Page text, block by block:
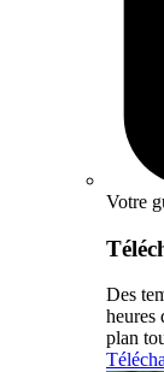
Votre
Des
heures
plan